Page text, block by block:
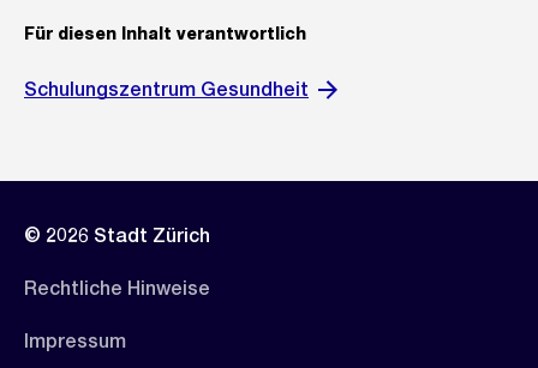
Für diesen Inhalt verantwortlich
Schulungszentrum Gesundheit
© 2026 Stadt Zürich
Rechtliche Hinweise
Impressum